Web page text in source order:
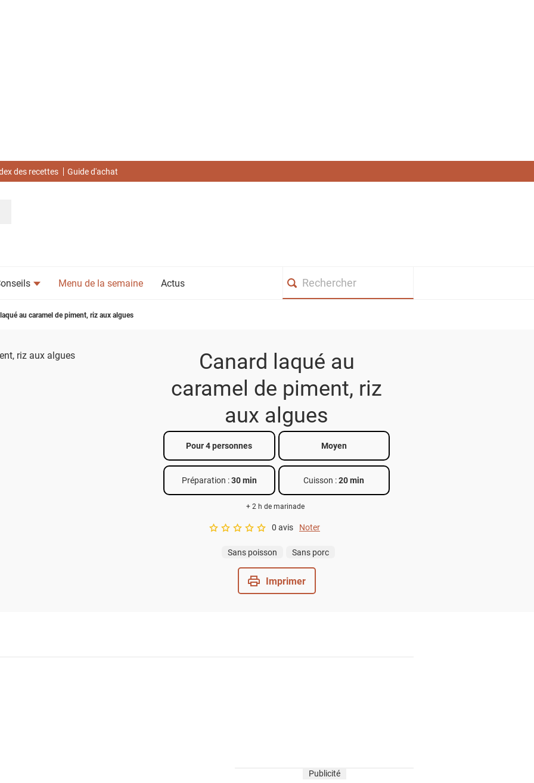
des recettes Guide d'achat
Menu de la semaine Actus
au caramel de piment, riz aux algues
Canard laqué au
caramel de piment, riz
aux algues
Pour 4 personnes Moyen
Préparation :30 min Cuisson :20 min
+ 2 h de marinade
A star rating of 0 out of 5.
0 avis Noter
Sans poisson Sans porc
Imprimer
Publicité